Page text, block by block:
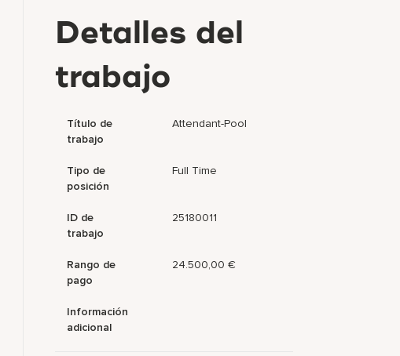
Detalles del
trabajo
Título de
trabajo
Attendant-Pool
Tipo de
posición
Full Time
ID de
trabajo
25180011
Rango de
pago
24.500,00 €
Información
adicional